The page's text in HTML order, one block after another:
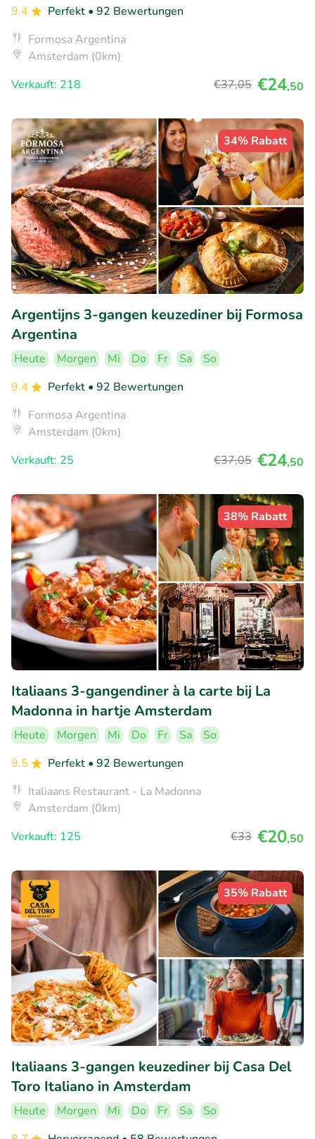
9.4
Perfekt • 92 Bewertungen
Formosa Argentina
Amsterdam (0km)
Verkauft: 218
€37,05 €24,50
34% Rabatt
Argentijns 3-gangen keuzediner bij Formosa
Argentina
Heute Morgen Mi Do Fr Sa
So
9.4
Perfekt • 92 Bewertungen
Formosa Argentina
Amsterdam (0km)
Verkauft: 25
€37,05 €24,50
38% Rabatt
Italiaans 3-gangendiner à la carte bij La
Madonna in hartje Amsterdam
Heute Morgen Mi Do Fr Sa
So
9.5
Perfekt • 92 Bewertungen
Italiaans Restaurant - La Madonna
Amsterdam (0km)
Verkauft: 125
€33 €20,50
35% Rabatt
Italiaans 3-gangen keuzediner bij Casa Del
Toro Italiano in Amsterdam
Heute Morgen Mi Do Fr Sa
So